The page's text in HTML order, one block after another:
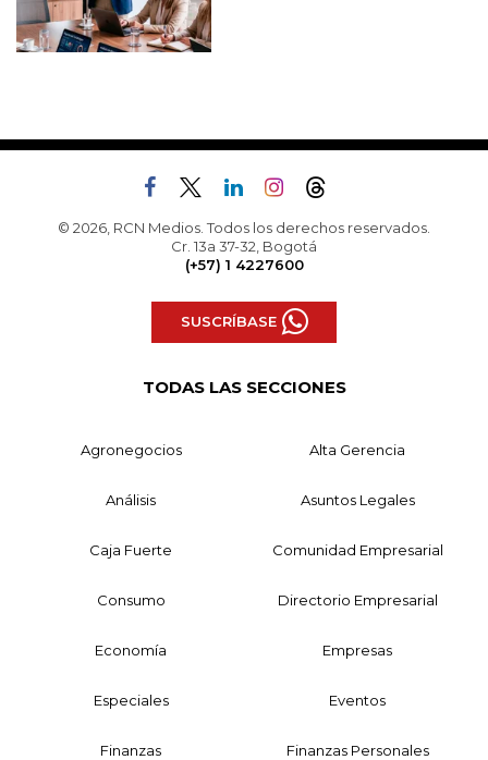
© 2026, RCN Medios. Todos los derechos reservados.
Cr. 13a 37-32, Bogotá
(+57) 1 4227600
SUSCRÍBASE
TODAS LAS SECCIONES
Agronegocios Alta Gerencia
Análisis Asuntos Legales
Caja Fuerte Comunidad Empresarial
Consumo Directorio Empresarial
Economía Empresas
Especiales Eventos
Finanzas Finanzas Personales